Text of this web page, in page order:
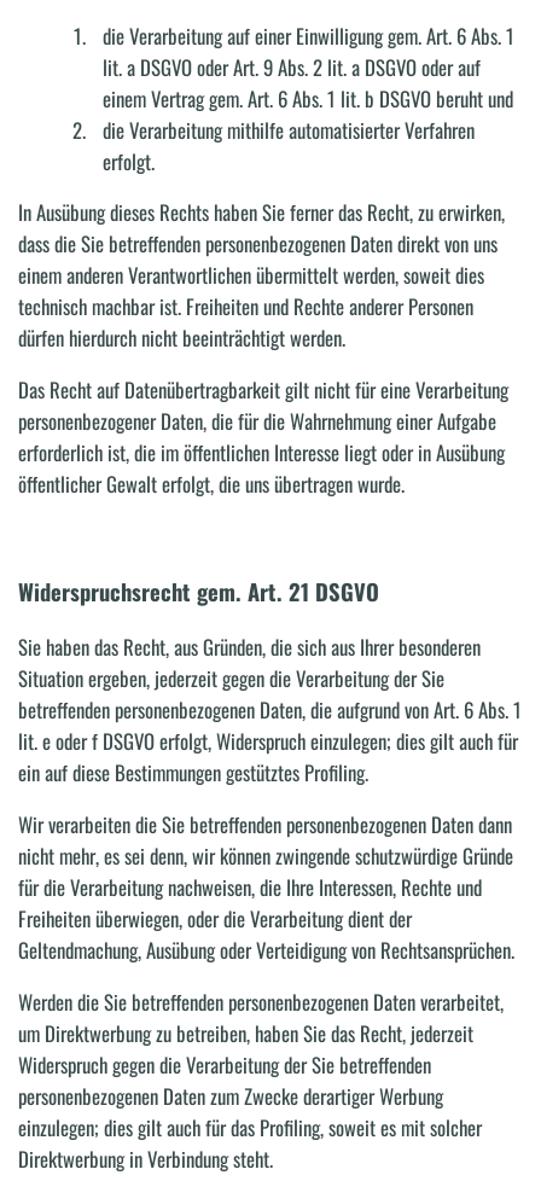
die Verarbeitung auf einer Einwilligung gem. Art. 6 Abs. 1
lit. a DSGVO oder Art. 9 Abs. 2 lit. a DSGVO oder auf
einem Vertrag gem. Art. 6 Abs. 1 lit. b DSGVO beruht und
die Verarbeitung mithilfe automatisierter Verfahren
erfolgt.
In Ausübung dieses Rechts haben Sie ferner das Recht, zu erwirken,
dass die Sie betreffenden personenbezogenen Daten direkt von uns
einem anderen Verantwortlichen übermittelt werden, soweit dies
technisch machbar ist. Freiheiten und Rechte anderer Personen
dürfen hierdurch nicht beeinträchtigt werden.
Das Recht auf Datenübertragbarkeit gilt nicht für eine Verarbeitung
personenbezogener Daten, die für die Wahrnehmung einer Aufgabe
erforderlich ist, die im öffentlichen Interesse liegt oder in Ausübung
öffentlicher Gewalt erfolgt, die uns übertragen wurde.
Widerspruchsrecht gem. Art. 21 DSGVO
Sie haben das Recht, aus Gründen, die sich aus Ihrer besonderen
Situation ergeben, jederzeit gegen die Verarbeitung der Sie
betreffenden personenbezogenen Daten, die aufgrund von Art. 6 Abs. 1
lit. e oder f DSGVO erfolgt, Widerspruch einzulegen; dies gilt auch für
ein auf diese Bestimmungen gestütztes Profiling.
Wir verarbeiten die Sie betreffenden personenbezogenen Daten dann
nicht mehr, es sei denn, wir können zwingende schutzwürdige Gründe
für die Verarbeitung nachweisen, die Ihre Interessen, Rechte und
Freiheiten überwiegen, oder die Verarbeitung dient der
Geltendmachung, Ausübung oder Verteidigung von Rechtsansprüchen.
Werden die Sie betreffenden personenbezogenen Daten verarbeitet,
um Direktwerbung zu betreiben, haben Sie das Recht, jederzeit
Widerspruch gegen die Verarbeitung der Sie betreffenden
personenbezogenen Daten zum Zwecke derartiger Werbung
einzulegen; dies gilt auch für das Profiling, soweit es mit solcher
Direktwerbung in Verbindung steht.